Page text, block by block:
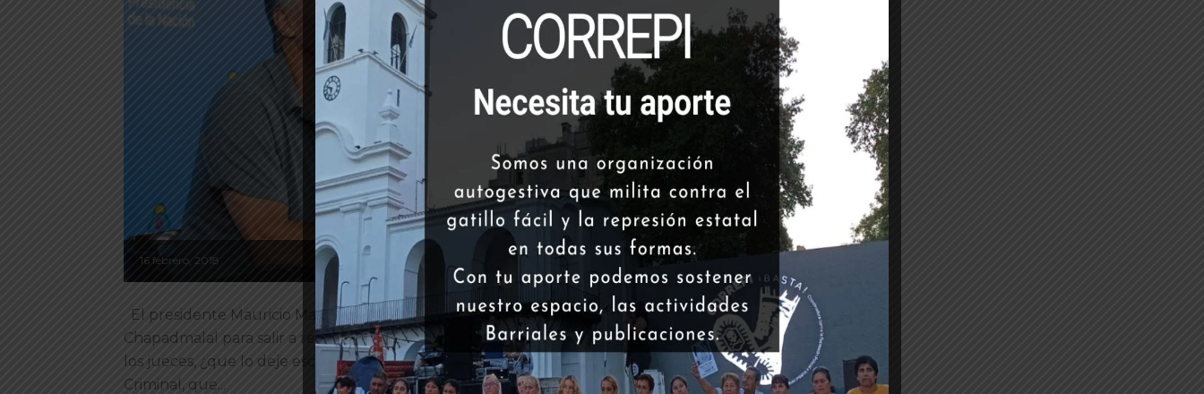
16 febrero, 2018
El presidente Mauricio Macri interrumpió su “retiro espiritual” en la residencia de
Chapadmalal para salir a respaldar, de nuevo, al gatillo fácil. “No entiendo qué esperan
los jueces, ¿que lo deje escapar?", dijo, quejoso, en referencia al tibio fallo de la Cámara
Criminal, que...